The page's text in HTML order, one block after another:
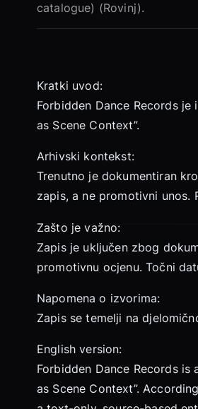
catalogue) (Rovinj).
Kratki uvod:
Forbidden Dance Records
as Scene Context”.
Arhivski kontekst:
Trenutno je dokumentiran
zapis, a ne promotivni unos.
Zašto je važno:
Zapis je uključen zbog
promotivnu ocjenu. Točni
Napomena o izvorima:
Zapis se temelji na
English version:
Forbidden Dance Records
as Scene Context”.